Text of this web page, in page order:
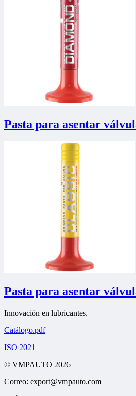
Pasta para asentar
Pasta para asentar
Innovación en lubricantes.
Catálogo.pdf
ISO 2021
© VMPAUTO 2026
Correo: export@vmpauto.com